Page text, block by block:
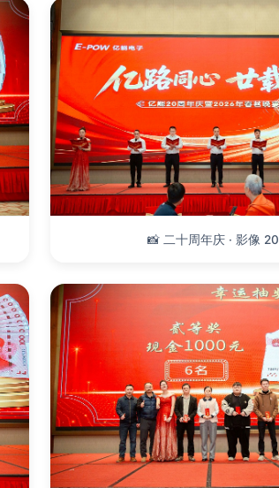
📸 二十周年庆 · 影像 20